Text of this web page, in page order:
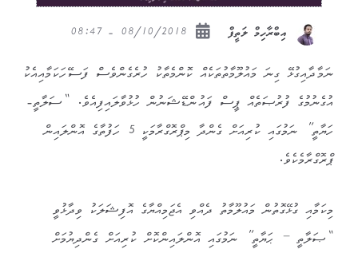
އިބްރާހިމް ލަތީފް
ނަމާދާއިގުޅޭ ގިނަ މައުލޫމާތުތަކެއް ކޮންމެތާކު ހުރެގެންވެސް ފަސޭހަކަމާއިއެކު
އުގެނުމުގެ ފުރުޞަތެއް ޕީސް ފައުންޑޭޝަނުން ހުޅުވާލައިފިއެވެ. “ސަލާތީ-
ހަޔާތީ” ނަމުގައި ކުރިއަށް ގެންދާ މިޕްރޮގްރާމަކީ 5 ހަފުތާގެ އޮންލައިން
ޕްރޮގްރާމެކެވެ.
މިކަމާއި ގުޅޭގޮތުން މައުލޫމާތު ދެއްވި އެޖަމިއްޔާގެ އޮފިޝަލަކު ވިދާޅުވީ
“ޞަލާތީ – ޙަޔާތީ” ނަމުގައި އޮންލައިންކޮށް ކުރިއަށް ގެންދިޔުމަށް